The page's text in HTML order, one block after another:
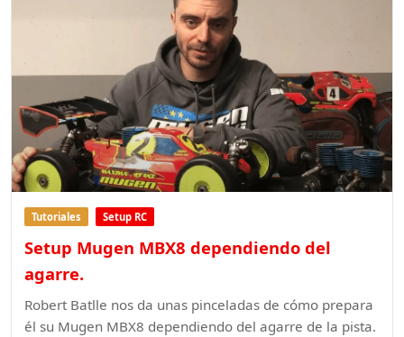
Tutoriales Setup RC
Setup Mugen MBX8 dependiendo del
agarre.
Robert Batlle nos da unas pinceladas de cómo prepara
él su Mugen MBX8 dependiendo del agarre de la pista.